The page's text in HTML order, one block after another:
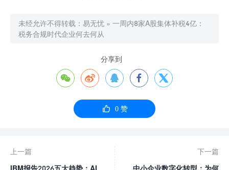
未经允许不得转载： 易无忧 » 一周内8家A股集体补税4亿：
税务合规时代企业何去何从
分享到
    
 0赞
上一篇
IBM报告2026五大趋势：AI
下一篇
中小企业数字化转型：为何